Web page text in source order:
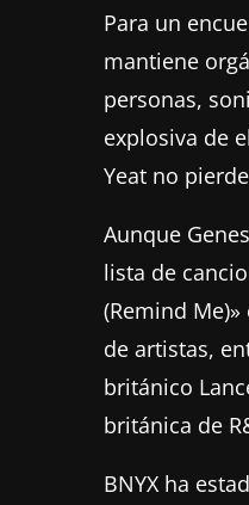
Para un
mantiene
personas,
explosiva de
Yeat no
Aunque
lista de
(Remind
de artistas,
británico
británica de
BNYX ha